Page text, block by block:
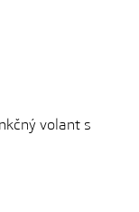
volant s